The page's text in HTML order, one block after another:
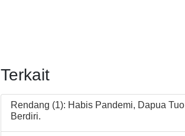
Terkait
Rendang (1): Habis Pandemi, Dapua Tuo
Berdiri.